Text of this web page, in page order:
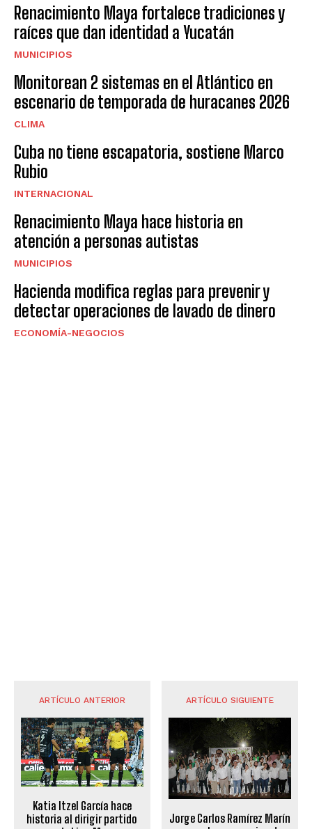
Renacimiento Maya fortalece tradiciones y
raíces que dan identidad a Yucatán
MUNICIPIOS
Monitorean 2 sistemas en el Atlántico en
escenario de temporada de huracanes 2026
CLIMA
Cuba no tiene escapatoria, sostiene Marco
Rubio
INTERNACIONAL
Renacimiento Maya hace historia en
atención a personas autistas
MUNICIPIOS
Hacienda modifica reglas para prevenir y
detectar operaciones de lavado de dinero
ECONOMÍA-NEGOCIOS
ARTÍCULO ANTERIOR
Katia Itzel García hace
historia al dirigir partido
ARTÍCULO SIGUIENTE
Jorge Carlos Ramírez Marín